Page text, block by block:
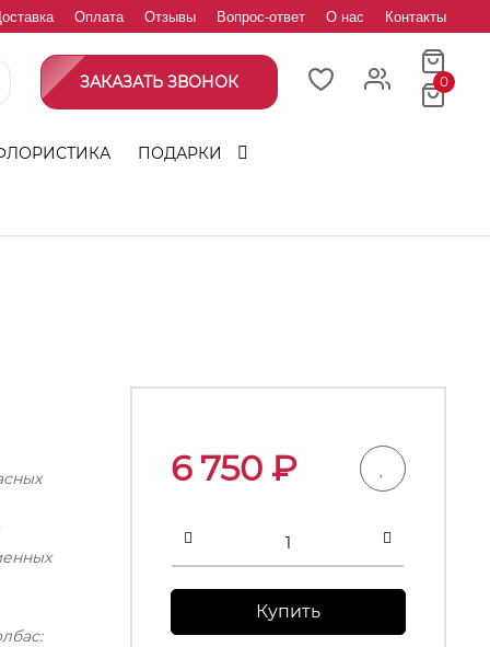
Оплата Отзывы Вопрос-ответ О нас Контакты
ЗАКАЗАТЬ ЗВОНОК 0
ПОДАРКИ
6 750₽
Купить